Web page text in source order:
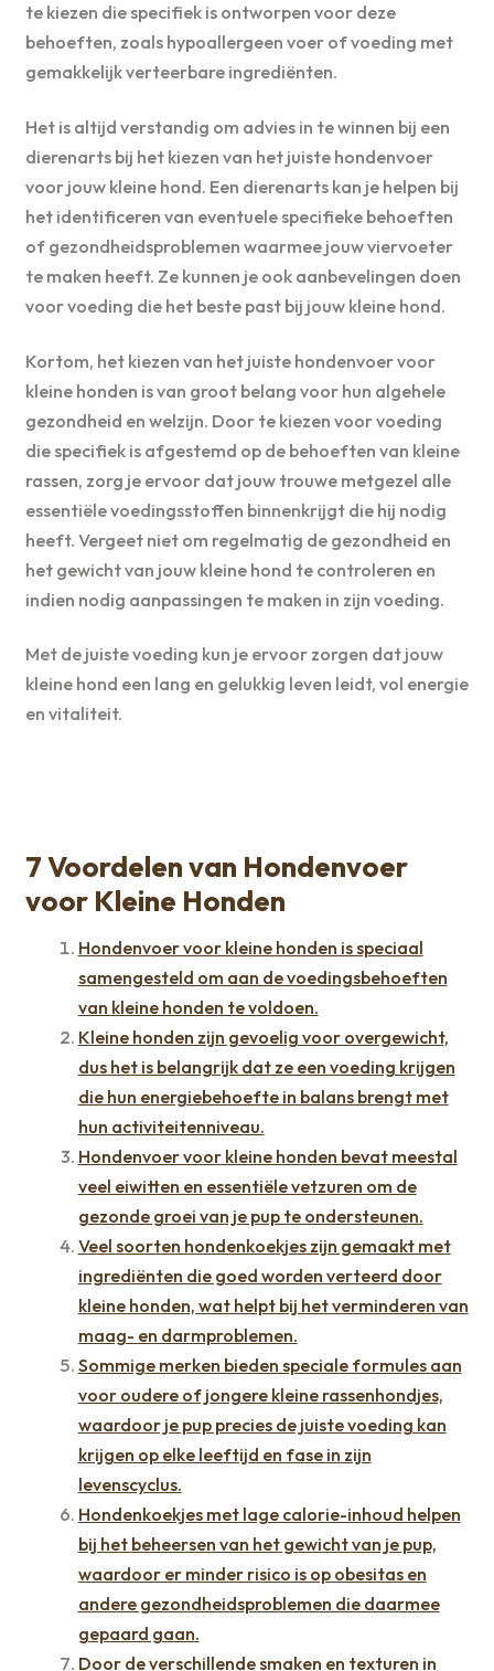
te kiezen die specifiek is ontworpen voor deze
behoeften, zoals hypoallergeen voer of voeding met
gemakkelijk verteerbare ingrediënten.
Het is altijd verstandig om advies in te winnen bij een
dierenarts bij het kiezen van het juiste hondenvoer
voor jouw kleine hond. Een dierenarts kan je helpen bij
het identificeren van eventuele specifieke behoeften
of gezondheidsproblemen waarmee jouw viervoeter
te maken heeft. Ze kunnen je ook aanbevelingen doen
voor voeding die het beste past bij jouw kleine hond.
Kortom, het kiezen van het juiste hondenvoer voor
kleine honden is van groot belang voor hun algehele
gezondheid en welzijn. Door te kiezen voor voeding
die specifiek is afgestemd op de behoeften van kleine
rassen, zorg je ervoor dat jouw trouwe metgezel alle
essentiële voedingsstoffen binnenkrijgt die hij nodig
heeft. Vergeet niet om regelmatig de gezondheid en
het gewicht van jouw kleine hond te controleren en
indien nodig aanpassingen te maken in zijn voeding.
Met de juiste voeding kun je ervoor zorgen dat jouw
kleine hond een lang en gelukkig leven leidt, vol energie
en vitaliteit.
7 Voordelen van Hondenvoer
voor Kleine Honden
Hondenvoer voor kleine honden is speciaal
samengesteld om aan de voedingsbehoeften
van kleine honden te voldoen.
Kleine honden zijn gevoelig voor overgewicht,
dus het is belangrijk dat ze een voeding krijgen
die hun energiebehoefte in balans brengt met
hun activiteitenniveau.
Hondenvoer voor kleine honden bevat meestal
veel eiwitten en essentiële vetzuren om de
gezonde groei van je pup te ondersteunen.
Veel soorten hondenkoekjes zijn gemaakt met
ingrediënten die goed worden verteerd door
kleine honden, wat helpt bij het verminderen van
maag- en darmproblemen.
Sommige merken bieden speciale formules aan
voor oudere of jongere kleine rassenhondjes,
waardoor je pup precies de juiste voeding kan
krijgen op elke leeftijd en fase in zijn
levenscyclus.
Hondenkoekjes met lage calorie-inhoud helpen
bij het beheersen van het gewicht van je pup,
waardoor er minder risico is op obesitas en
andere gezondheidsproblemen die daarmee
gepaard gaan.
Door de verschillende smaken en texturen in